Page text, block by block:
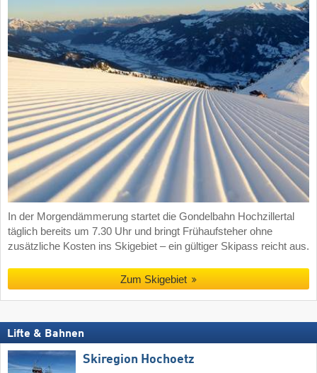
In der Morgendämmerung startet die Gondelbahn Hochzillertal
täglich bereits um 7.30 Uhr und bringt Frühaufsteher ohne
zusätzliche Kosten ins Skigebiet – ein gültiger Skipass reicht aus.
Zum Skigebiet
Lifte & Bahnen
Skiregion Hochoetz